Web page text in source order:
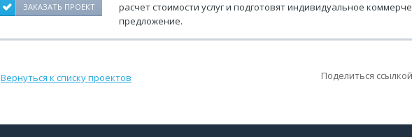
ЗАКАЗАТЬ ПРОЕКТ
расчет стоимости услуг и подготовят индивидуальное
предложение.
Вернуться к списку проектов Поделиться